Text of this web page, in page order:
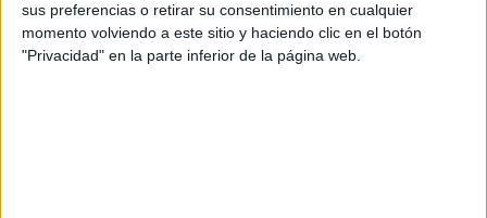
sus preferencias o retirar su consentimiento en cualquier
momento volviendo a este sitio y haciendo clic en el botón
"Privacidad" en la parte inferior de la página web.
SEGUIR LEYENDO